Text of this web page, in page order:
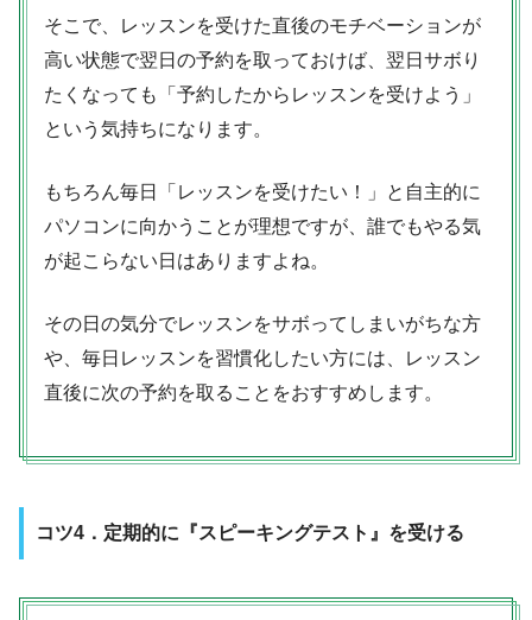
そこで、レッスンを受けた直後のモチベーションが
高い状態で翌日の予約を取っておけば、翌日サボり
たくなっても「予約したからレッスンを受けよう」
という気持ちになります。
もちろん毎日「レッスンを受けたい！」と自主的に
パソコンに向かうことが理想ですが、誰でもやる気
が起こらない日はありますよね。
その日の気分でレッスンをサボってしまいがちな方
や、毎日レッスンを習慣化したい方には、レッスン
直後に次の予約を取ることをおすすめします。
コツ4．定期的に『スピーキングテスト』を受ける